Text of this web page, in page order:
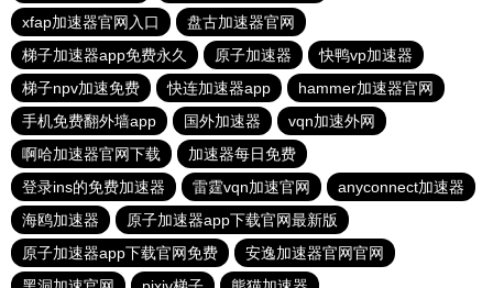
xfap加速器官网入口
盘古加速器官网
梯子加速器app免费永久
原子加速器
快鸭vp加速器
梯子npv加速免费
快连加速器app
hammer加速器官网
手机免费翻外墙app
国外加速器
vqn加速外网
啊哈加速器官网下载
加速器每日免费
登录ins的免费加速器
雷霆vqn加速官网
anyconnect加速器
海鸥加速器
原子加速器app下载官网最新版
原子加速器app下载官网免费
安逸加速器官网官网